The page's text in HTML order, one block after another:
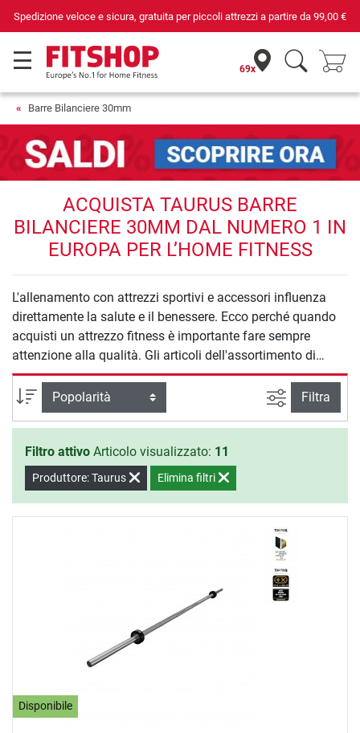
Spedizione veloce e sicura, gratuita per piccoli attrezzi a partire da 99,00 €
69x
Barre Bilanciere 30mm
ACQUISTA TAURUS BARRE
BILANCIERE 30MM DAL NUMERO 1 IN
EUROPA PER L’HOME FITNESS
L'allenamento con attrezzi sportivi e accessori influenza
direttamente la salute e il benessere. Ecco perché quando
acquisti un attrezzo fitness è importante fare sempre
attenzione alla qualità. Gli articoli dell'assortimento di
Barre Bilanciere 30mm Taurus ti offrono sicurezza e
qualità per un training efficace a casa tua.
Ordina per Ricerca
Filtra
Filtro attivo Articolo visualizzato: 11
Produttore: Taurus Elimina filtri
Disponibile